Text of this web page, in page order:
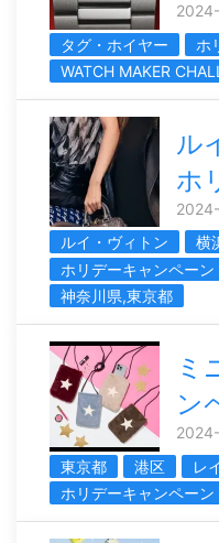
タグ・ホイヤー
ホ
WATCH MAKER
ル
ホ
ルイ・ヴィトン
横
ホリデーキャンペーン
神奈川県,東京都
ミ
ン
東京都
港区
レ
ホリデーキャンペーン